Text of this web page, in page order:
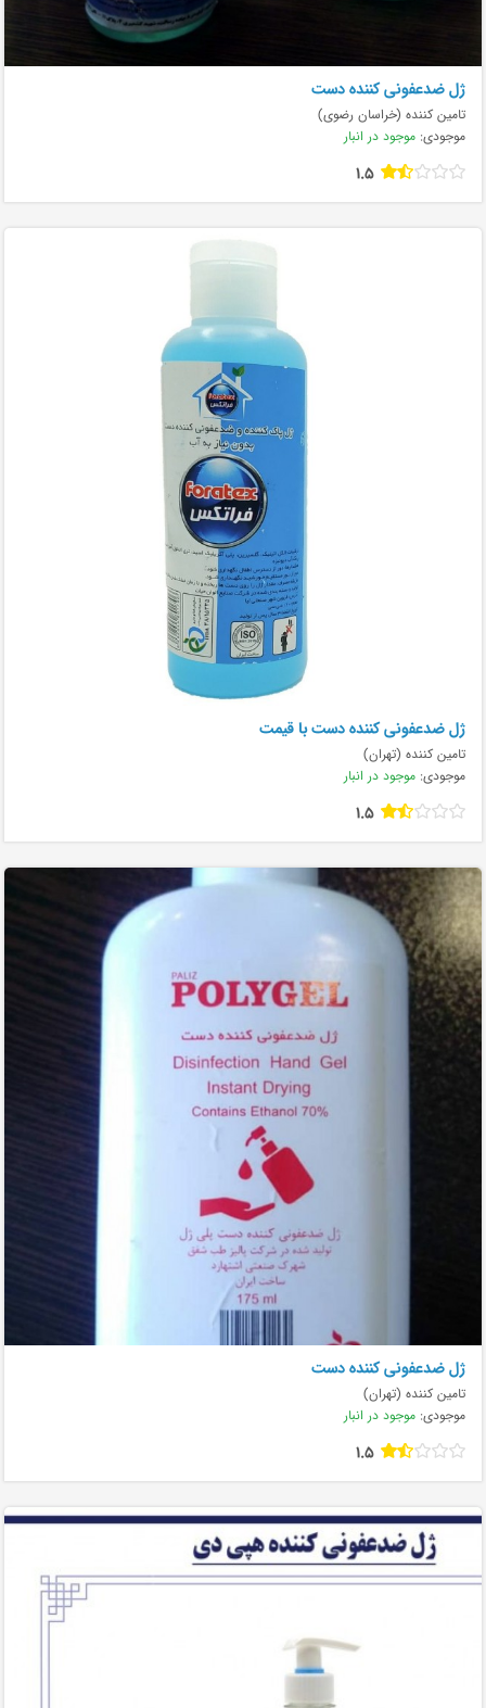
ژل ضدعفونی کننده دست
تامین کننده (خراسان رضوی)
موجودی: موجود در انبار
1.5
ژل ضدعفونی کننده دست با قیمت
تامین کننده (تهران)
موجودی: موجود در انبار
1.5
ژل ضدعفونی کننده دست
تامین کننده (تهران)
موجودی: موجود در انبار
1.5